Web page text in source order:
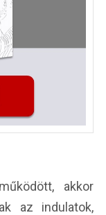
akkor
az indulatok,